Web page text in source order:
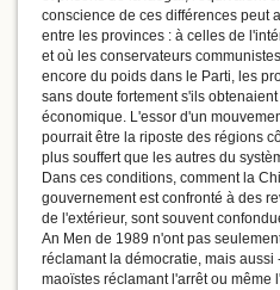
conscience de ces différences peut
entre les provinces : à celles de
et où les conservateurs
encore du poids dans le Parti, les
sans doute fortement s'ils
économique. L'essor d'un
pourrait être la riposte des régions
plus souffert que les autres du
Dans ces conditions, comment la
gouvernement est confronté à des
de l'extérieur, sont souvent
An Men de 1989 n'ont pas
réclamant la démocratie, mais
maoïstes réclamant l'arrêt ou même